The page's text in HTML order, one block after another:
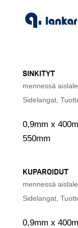
SINKITYT
mennessä
Sidelangat,
0,9mm x
550mm
KUPAROIDUT
mennessä
Sidelangat,
0,9mm x